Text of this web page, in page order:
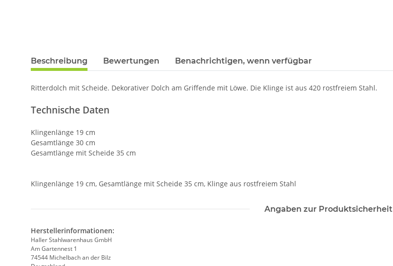
Beschreibung Bewertungen Benachrichtigen, wenn verfügbar
Ritterdolch mit Scheide. Dekorativer Dolch am Griffende mit Löwe. Die Klinge ist aus 420 rostfreiem Stahl.
Technische Daten
Klingenlänge 19 cm
Gesamtlänge 30 cm
Gesamtlänge mit Scheide 35 cm
Klingenlänge 19 cm, Gesamtlänge mit Scheide 35 cm, Klinge aus rostfreiem Stahl
Angaben zur Produktsicherheit
Herstellerinformationen:
Haller Stahlwarenhaus GmbH
Am Gartennest 1
74544 Michelbach an der Bilz